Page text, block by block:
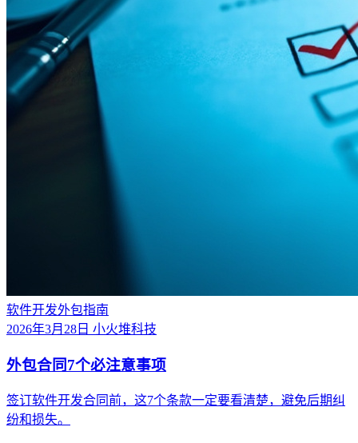
软件开发外包指南
2026年3月28日 小火堆科技
外包合同7个必注意事项
签订软件开发合同前，这7个条款一定要看清楚，避免后期纠
纷和损失。